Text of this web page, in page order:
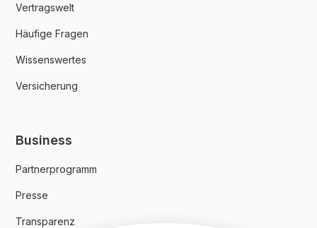
Vertragswelt
Häufige Fragen
Wissenswertes
Versicherung
Business
Partnerprogramm
Presse
Transparenz